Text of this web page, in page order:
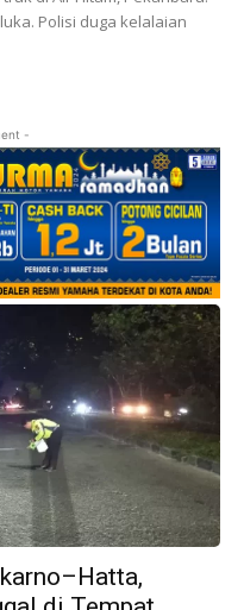
Polisi duga kelalaian
-